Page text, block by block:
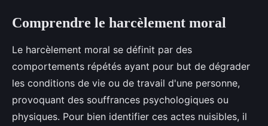
Comprendre le harcèlement moral
Le harcèlement moral se définit par des
comportements répétés ayant pour but de dégrader
les conditions de vie ou de travail d'une personne,
provoquant des souffrances psychologiques ou
physiques. Pour bien identifier ces actes nuisibles, il